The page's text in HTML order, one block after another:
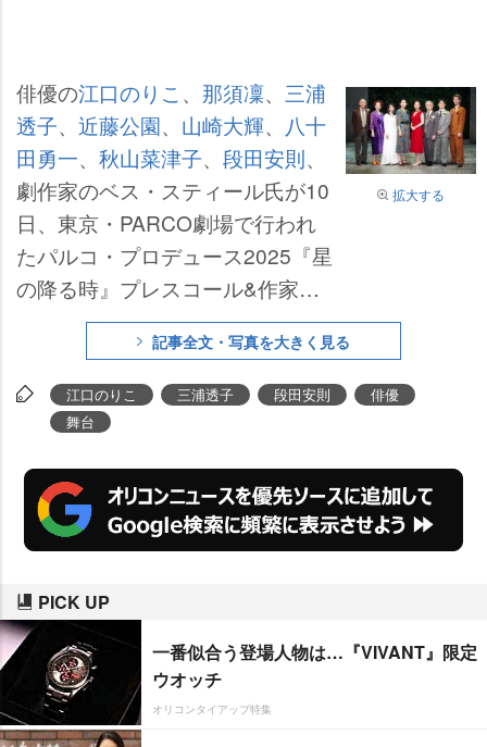
拡大する
俳優の江口のりこ 、 那須凜、 三浦
透子、 近藤公園、 山崎大輝、
八十
田勇一、 秋山菜津子、 段田安則、
劇作家のベス・スティール氏が10
日、東京・PARCO劇場で行われ
たパルコ・プロデュース2025『星
の降る時』プレスコール&作家会
見に登壇した。
記事全文・写真を大きく見る
江口のりこ 三浦透子 段田安則
俳優
舞台
PICK UP
一番似合う登場人物は…『VIVANT』限定
ウオッチ
オリコンタイアップ特集